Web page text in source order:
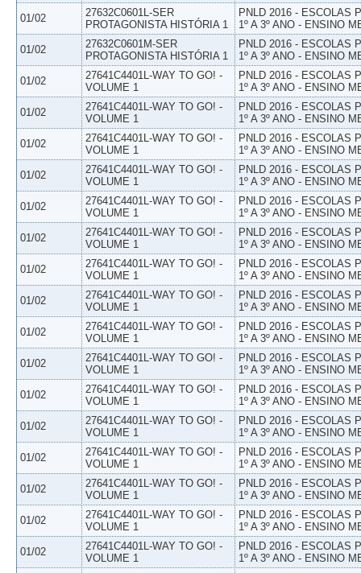
01/02
27632C0601L-SER
PROTAGONISTA HISTÓRIA 1
PNLD 2016 - ESCOLAS
1º A 3º ANO - ENSINO
01/02
27632C0601M-SER
PROTAGONISTA HISTÓRIA 1
PNLD 2016 - ESCOLAS
1º A 3º ANO - ENSINO
01/02
27641C4401L-WAY TO GO! -
VOLUME 1
PNLD 2016 - ESCOLAS
1º A 3º ANO - ENSINO
01/02
27641C4401L-WAY TO GO! -
VOLUME 1
PNLD 2016 - ESCOLAS
1º A 3º ANO - ENSINO
01/02
27641C4401L-WAY TO GO! -
VOLUME 1
PNLD 2016 - ESCOLAS
1º A 3º ANO - ENSINO
01/02
27641C4401L-WAY TO GO! -
VOLUME 1
PNLD 2016 - ESCOLAS
1º A 3º ANO - ENSINO
01/02
27641C4401L-WAY TO GO! -
VOLUME 1
PNLD 2016 - ESCOLAS
1º A 3º ANO - ENSINO
01/02
27641C4401L-WAY TO GO! -
VOLUME 1
PNLD 2016 - ESCOLAS
1º A 3º ANO - ENSINO
01/02
27641C4401L-WAY TO GO! -
VOLUME 1
PNLD 2016 - ESCOLAS
1º A 3º ANO - ENSINO
01/02
27641C4401L-WAY TO GO! -
VOLUME 1
PNLD 2016 - ESCOLAS
1º A 3º ANO - ENSINO
01/02
27641C4401L-WAY TO GO! -
VOLUME 1
PNLD 2016 - ESCOLAS
1º A 3º ANO - ENSINO
01/02
27641C4401L-WAY TO GO! -
VOLUME 1
PNLD 2016 - ESCOLAS
1º A 3º ANO - ENSINO
01/02
27641C4401L-WAY TO GO! -
VOLUME 1
PNLD 2016 - ESCOLAS
1º A 3º ANO - ENSINO
01/02
27641C4401L-WAY TO GO! -
VOLUME 1
PNLD 2016 - ESCOLAS
1º A 3º ANO - ENSINO
01/02
27641C4401L-WAY TO GO! -
VOLUME 1
PNLD 2016 - ESCOLAS
1º A 3º ANO - ENSINO
01/02
27641C4401L-WAY TO GO! -
VOLUME 1
PNLD 2016 - ESCOLAS
1º A 3º ANO - ENSINO
01/02
27641C4401L-WAY TO GO! -
VOLUME 1
PNLD 2016 - ESCOLAS
1º A 3º ANO - ENSINO
01/02
27641C4401L-WAY TO GO! -
VOLUME 1
PNLD 2016 - ESCOLAS
1º A 3º ANO - ENSINO